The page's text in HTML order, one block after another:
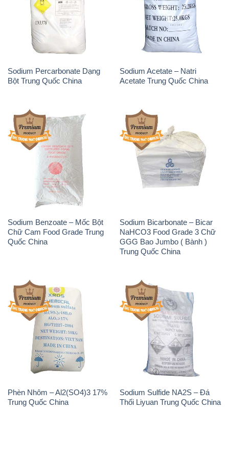
Sodium Percarbonate Dạng
Bột Trung Quốc China
Sodium Acetate – Natri
Acetate Trung Quốc China
Sodium Benzoate – Mốc Bột
Chữ Cam Food Grade Trung
Quốc China
Sodium Bicarbonate – Bicar
NaHCO3 Food Grade 3 Chữ
GGG Bao Jumbo ( Bành )
Trung Quốc China
Phèn Nhôm – Al2(SO4)3 17%
Trung Quốc China
Sodium Sulfide NA2S – Đá
Thối Liyuan Trung Quốc China